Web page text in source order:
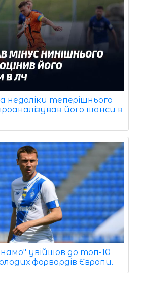
недоліки теперішнього
його шанси в
увійшов до топ-10
форвардів Європи.